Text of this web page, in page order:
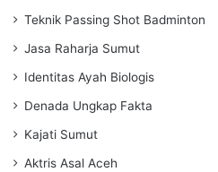
Teknik Passing Shot Badminton
Jasa Raharja Sumut
Identitas Ayah Biologis
Denada Ungkap Fakta
Kajati Sumut
Aktris Asal Aceh